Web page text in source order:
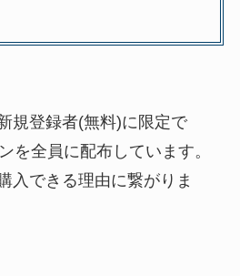
規登録者(無料)に限定で
を全員に配布しています。
入できる理由に繋がりま